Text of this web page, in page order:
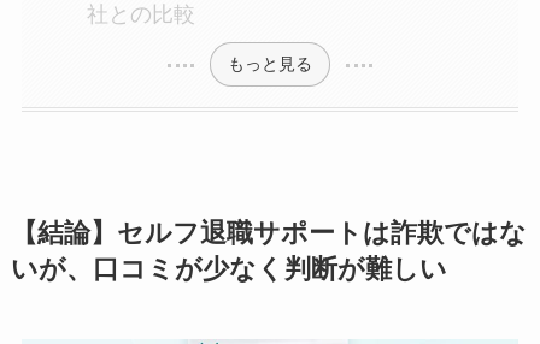
社との比較
もっと見る
【結論】セルフ退職サポートは詐欺ではな
いが、口コミが少なく判断が難しい